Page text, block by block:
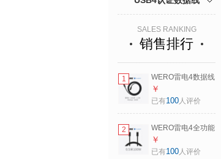
SALES RANKING
销售排行
1
WERO雷电4数据线
精英版intel官方推
荐WERO快充
传输线 1.5米-40G-
100W-雷电4-精英
版-黑色
￥
已有100人评价
2
WERO雷电4全功能
认证线Pro版intel认
证40G100w240全
￥
已有100人评价